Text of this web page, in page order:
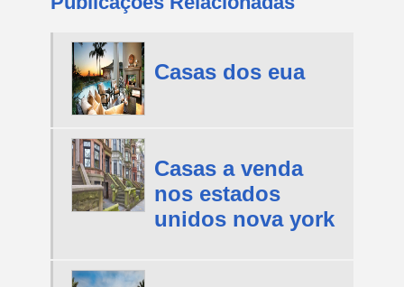
Casas dos eua
Casas a venda
nos estados
unidos nova york